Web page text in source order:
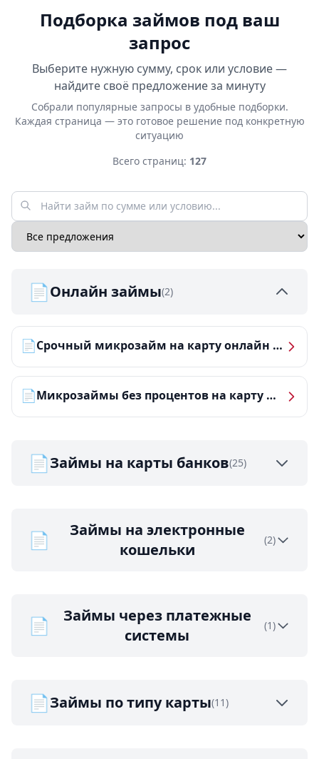
Подборка займов под ваш
запрос
Выберите нужную сумму, срок или условие —
найдите своё предложение за минуту
Собрали популярные запросы в удобные подборки.
Каждая страница — это готовое решение под конкретную
ситуацию
Всего страниц: 127
📄Онлайн займы(2)
📄 Срочный микрозайм на карту онлайн — получить деньги за 5 минут
📄 Микрозаймы без процентов на карту — ТОП-10 за 2026 год
📄Займы на карты банков(25)
📄
Займы на электронные
кошельки
(2)
📄
Займы через платежные
системы
(1)
📄Займы по типу карты(11)